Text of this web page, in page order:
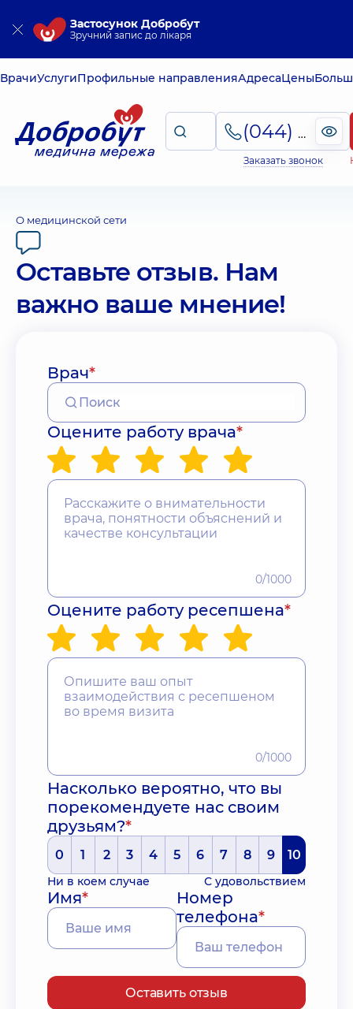
Застосунок Добробут
Зручний запис до лікаря
ВрачиУслугиПрофильные направленияАдресаЦены
(044) 495-2-888
Заказать звонок
О медицинской сети
Оставьте отзыв. Нам
важно ваше мнение!
Врач*
Оцените работу врача*
0/1000
Оцените работу ресепшена*
0/1000
Насколько вероятно, что вы
порекомендуете нас своим
друзьям?*
0 1 2 3 4 5 6 7 8 9 10
Ни в коем случае С удовольствием
Имя*
Номер
телефона*
Оставить отзыв